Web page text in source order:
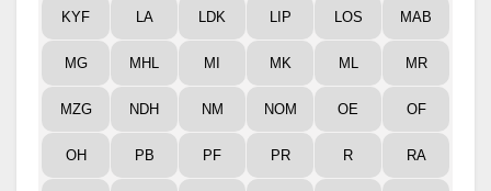
KYF LA LDK LIP LOS MAB
MG MHL MI MK ML MR
MZG NDH NM NOM OE OF
OH PB PF PR R RA